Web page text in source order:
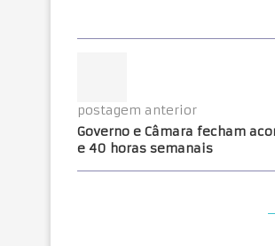
postagem anterior
Governo e Câmara fecham
e 40 horas semanais